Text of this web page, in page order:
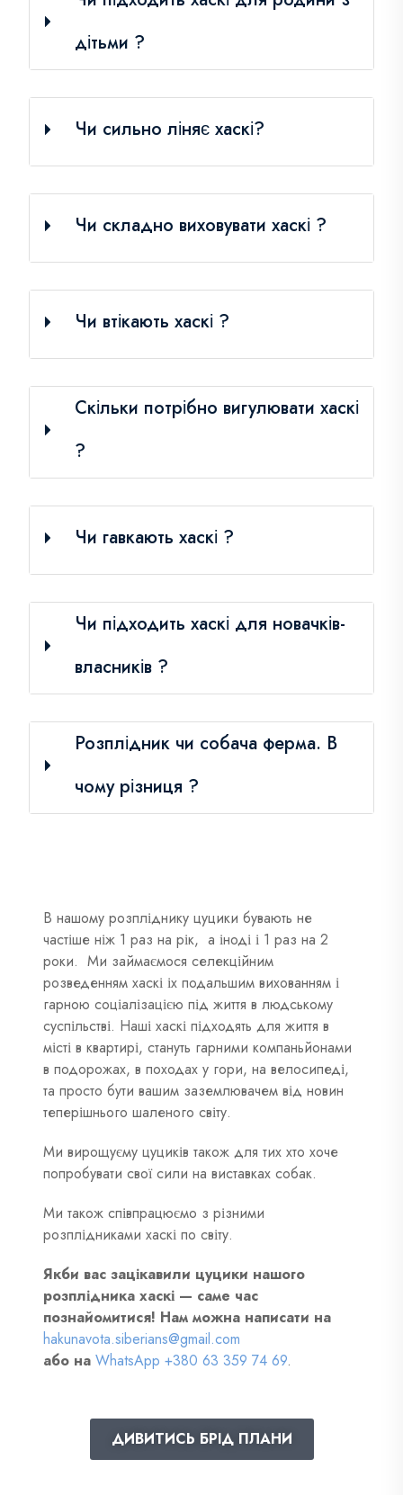
дітьми ?
Чи сильно ліняє хаскі?
Чи складно виховувати хаскі ?
Чи втікають хаскі ?
Скільки потрібно вигулювати хаскі
?
Чи гавкають хаскі ?
Чи підходить хаскі для новачків-
власників ?
Розплідник чи собача ферма. В
чому різниця ?
В нашому розпліднику цуцики бувають не
частіше ніж 1 раз на рік, а іноді і 1 раз на 2
роки. Ми займаємося селекційним
розведенням хаскі іх подальшим вихованням і
гарною соціалізацією під життя в людському
суспільстві. Наші хаскі підходять для життя в
місті в квартирі, стануть гарними компаньйонами
в подорожах, в походах у гори, на велосипеді,
та просто бути вашим заземлювачем від новин
теперішнього шаленого світу.
Ми вирощуєму цуциків також для тих хто хоче
попробувати свої сили на виставках собак.
Ми також співпрацюємо з різними
розплідниками хаскі по світу.
Якби вас зацікавили цуцики нашого
розплідника хаскі — саме час
познайомитися! Нам можна написати на
hakunavota.siberians@gmail.com
або на WhatsApp +380 63 359 74 69.
ДИВИТИСЬ БРІД ПЛАНИ